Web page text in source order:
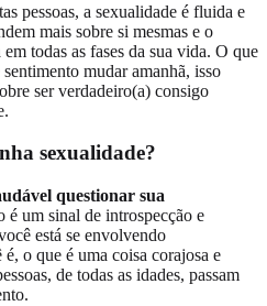
pessoas, a sexualidade é fluida e
mais sobre si mesmas e o
todas as fases da sua vida. O que
mudar amanhã, isso
ser verdadeiro(a) consigo
sexualidade?
questionar sua
é um sinal de introspecção e
está se envolvendo
o que é uma coisa corajosa e
de todas as idades, passam